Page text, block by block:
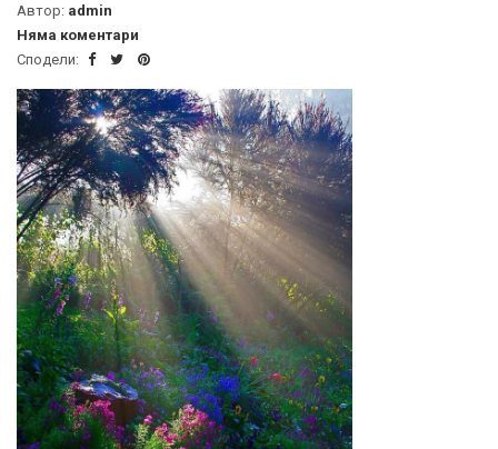
Автор: admin
Няма коментари
Сподели: